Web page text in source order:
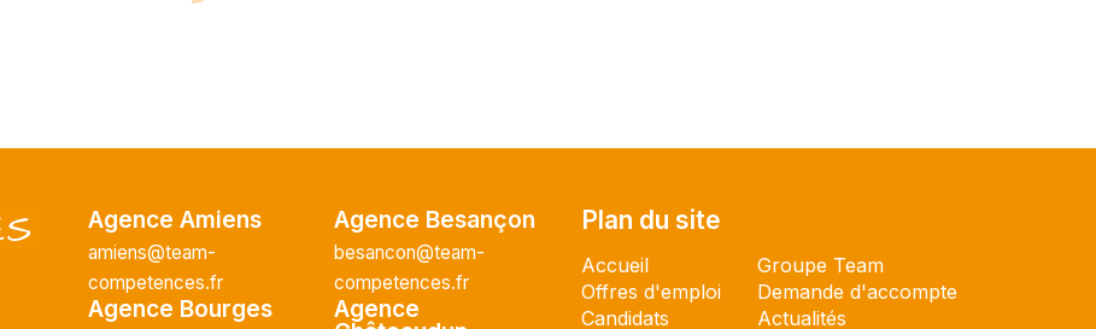
intégrerez
H/F
Agence Amiens
amiens@team-
competences.fr
Agence Bourges
Agence Besançon
besancon@team-
competences.fr
Agence
Plan du site
Accueil
Offres d'emploi
Candidats
Groupe Team
Demande d'accompte
Actualités